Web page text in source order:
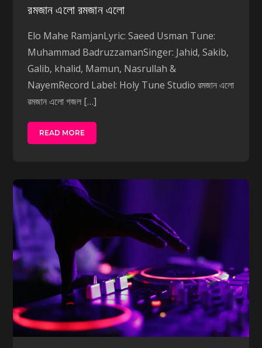
রমজান এলো রমজান এলো
Elo Mahe RamjanLyric: Saeed Usman Tune:
Muhammad BadruzzamanSinger: Jahid, Sakib,
Galib, khalid, Mamun, Nasrullah &
NayemRecord Label: Holy Tune Studio রমজান এলো
রমজান এলো গজল […]
READ MORE